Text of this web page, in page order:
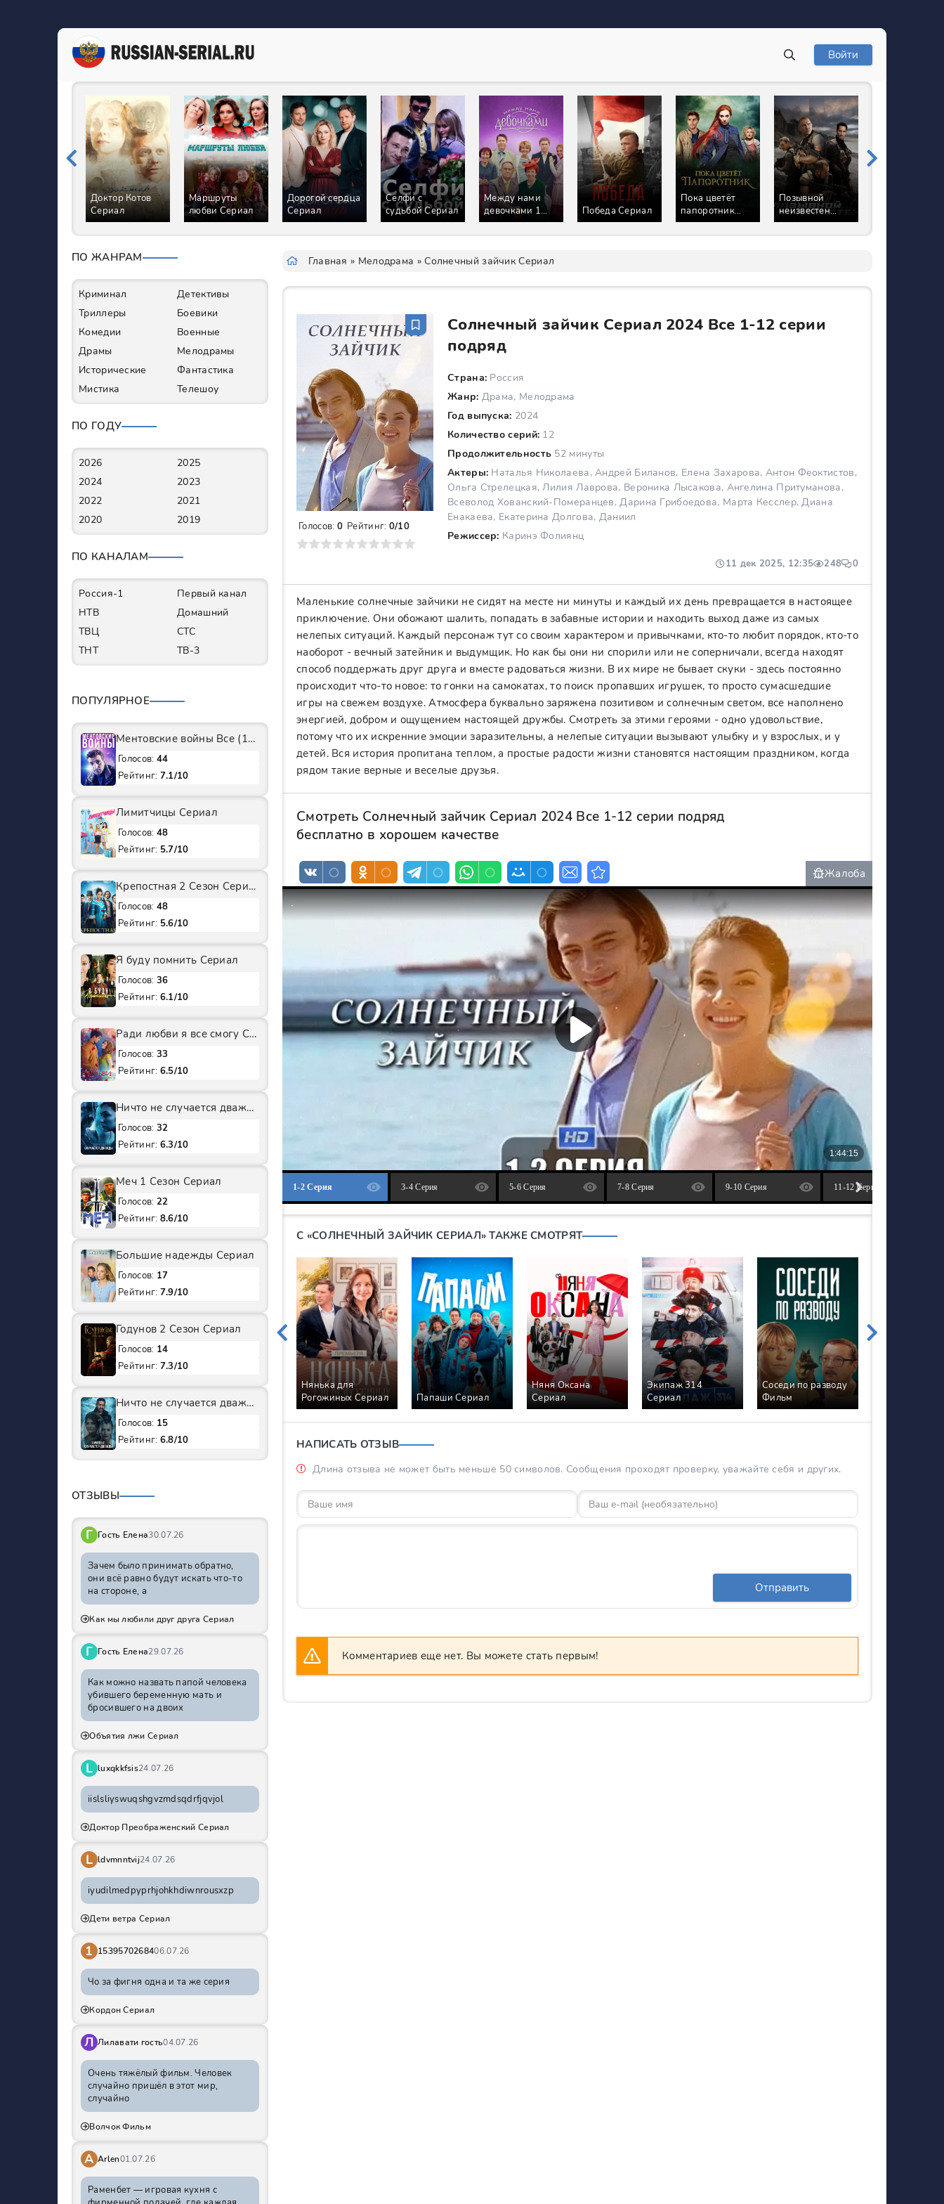
Войти
любви Сериал
Дорогой сердца
Сериал
Селфи с
судьбой Сериал
Между нами
девочками 1
Сезон Сериал
Победа Сериал
Пока цветёт
папоротник
Сериал
Позывной
неизвестен
Сериал
Медовая
любовь Сериал
Ивановы 5
Сезон Сериал
Главная » Мелодрама » Солнечный зайчик Сериал
Солнечный зайчик Сериал 2024 Все 1-12 серии
подряд
Страна: Россия
Жанр: Драма, Мелодрама
Год выпуска: 2024
Количество серий: 12
Продолжительность 52 минуты
Актеры: Наталья Николаева, Андрей Биланов, Елена Захарова, Антон Феоктистов,
Ольга Стрелецкая, Лилия Лаврова, Вероника Лысакова, Ангелина Притуманова,
Всеволод Хованский-Померанцев, Дарина Грибоедова, Марта Кесслер, Диана
Енакаева, Екатерина Долгова, Даниил
Режиссер: Каринэ Фолиянц
11 дек 2025, 12:35 248 0
Голосов: 0 Рейтинг: 0/10
7 8 9 10
Маленькие солнечные зайчики не сидят на месте ни минуты и каждый их день превращается в настоящее
приключение. Они обожают шалить, попадать в забавные истории и находить выход даже из самых
нелепых ситуаций. Каждый персонаж тут со своим характером и привычками, кто-то любит порядок, кто-то
наоборот - вечный затейник и выдумщик. Но как бы они ни спорили или не соперничали, всегда находят
способ поддержать друг друга и вместе радоваться жизни. В их мире не бывает скуки - здесь постоянно
происходит что-то новое: то гонки на самокатах, то поиск пропавших игрушек, то просто сумасшедшие
игры на свежем воздухе. Атмосфера буквально заряжена позитивом и солнечным светом, все наполнено
энергией, добром и ощущением настоящей дружбы. Смотреть за этими героями - одно удовольствие,
потому что их искренние эмоции заразительны, а нелепые ситуации вызывают улыбку и у взрослых, и у
детей. Вся история пропитана теплом, а простые радости жизни становятся настоящим праздником, когда
рядом такие верные и веселые друзья.
Смотреть Солнечный зайчик Сериал 2024 Все 1-12 серии подряд
бесплатно в хорошем качестве
1-2 Серия 3-4 Серия 5-6 Серия 7-8 Серия 9-10 Серия 11-12 Серия
Жалоба
С «СОЛНЕЧНЫЙ ЗАЙЧИК СЕРИАЛ» ТАКЖЕ СМОТРЯТ
Нянька для
Рогожиных Сериал
Папаши Сериал
Няня Оксана
Сериал
Экипаж 314
Сериал
Соседи по разводу
Фильм
НАПИСАТЬ ОТЗЫВ
Длина отзыва не может быть меньше 50 символов. Сообщения проходят проверку, уважайте себя и других.
Отправить
Комментариев еще нет. Вы можете стать первым!
ПО ЖАНРАМ
Криминал
Детективы
Триллеры
Боевики
Комедии
Военные
Драмы
Мелодрамы
Исторические
Фантастика
Мистика
Телешоу
ПО ГОДУ
2026
2025
2024
2023
2022
2021
2020
2019
ПО КАНАЛАМ
Россия-1
Первый канал
НТВ
Домашний
ТВЦ
СТС
ТНТ
ТВ-3
ПОПУЛЯРНОЕ
Ментовские войны Все (1-11 Сезоны) подряд Сериал
Голосов: 44
Рейтинг: 7.1/10
Лимитчицы Сериал
Голосов: 48
Рейтинг: 5.7/10
Крепостная 2 Сезон Сериал
Голосов: 48
Рейтинг: 5.6/10
Я буду помнить Сериал
Голосов: 36
Рейтинг: 6.1/10
Ради любви я все смогу Сериал
Голосов: 33
Рейтинг: 6.5/10
Ничто не случается дважды 2 Сезон Сериал
Голосов: 32
Рейтинг: 6.3/10
Меч 1 Сезон Сериал
Голосов: 22
Рейтинг: 8.6/10
Большие надежды Сериал
Голосов: 17
Рейтинг: 7.9/10
Годунов 2 Сезон Сериал
Голосов: 14
Рейтинг: 7.3/10
Ничто не случается дважды 1 Сезон Сериал
Голосов: 15
Рейтинг: 6.8/10
ОТЗЫВЫ
Г Гость Елена30.07.26
Зачем было принимать обратно,
они всё равно будут искать что-то
на стороне, а
Как мы любили друг друга Сериал
Г Гость Елена29.07.26
Как можно назвать папой человека
убившего беременную мать и
бросившего на двоих
Объятия лжи Сериал
L luxqkkfsis24.07.26
iislsliyswuqshgvzmdsqdrfjqvjol
Доктор Преображенский Сериал
L ldvmnntvij24.07.26
iyudilmedpyprhjohkhdiwnrousxzp
Дети ветра Сериал
1 1539570268406.07.26
Чо за фигня одна и та же серия
Кордон Сериал
Л Лилавати гость04.07.26
Очень тяжёлый фильм. Человек
случайно пришёл в этот мир,
случайно
Волчок Фильм
A Arlen01.07.26
Раменбет — игровая кухня с